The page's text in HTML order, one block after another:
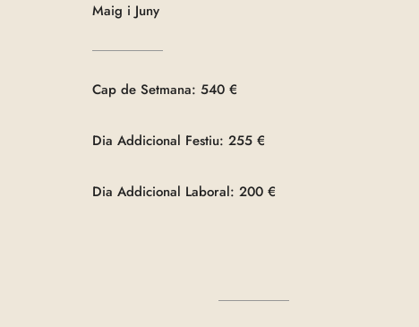
Maig i Juny
Cap de Setmana: 540 €
Dia Addicional Festiu: 255 €
Dia Addicional Laboral: 200 €